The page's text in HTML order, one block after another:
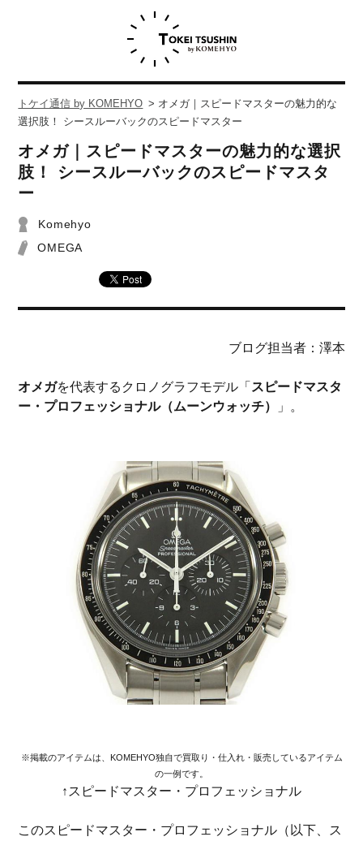
トケイ通信 by KOMEHYO > オメガ｜スピードマスターの魅力的な
選択肢！ シースルーバックのスピードマスター
オメガ｜スピードマスターの魅力的な選択
肢！ シースルーバックのスピードマスタ
ー
Komehyo
OMEGA
ブログ担当者：澤本
オメガを代表するクロノグラフモデル「 スピードマスタ
ー・プロフェッショナル（ムーンウォッチ）
」。
※掲載のアイテムは、KOMEHYO独自で買取り・仕入れ・販売しているアイテム
の一例です。
↑スピードマスター・プロフェッショナル
このスピードマスター・プロフェッショナル（以下、ス